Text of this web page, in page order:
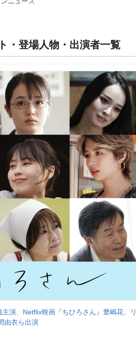
・登場人物・出演者一覧
主演、Netflix映画『ちひろさん』豊嶋花、リ
由衣ら出演